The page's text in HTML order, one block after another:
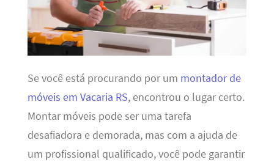
Se você está procurando por um montador de
móveis em Vacaria RS, encontrou o lugar certo.
Montar móveis pode ser uma tarefa
desafiadora e demorada, mas com a ajuda de
um profissional qualificado, você pode garantir